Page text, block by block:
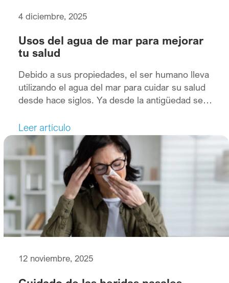
4 diciembre, 2025
Usos del agua de mar para mejorar
tu salud
Debido a sus propiedades, el ser humano lleva
utilizando el agua del mar para cuidar su salud
desde hace siglos. Ya desde la antigüedad se
tratar dolencias o ciertas enfermedades y de ahí
que los investigadores se hayan interesado
siempre por este elemento marino. Entre estos
destaca René Quinton, […]
Leer artículo
12 noviembre, 2025